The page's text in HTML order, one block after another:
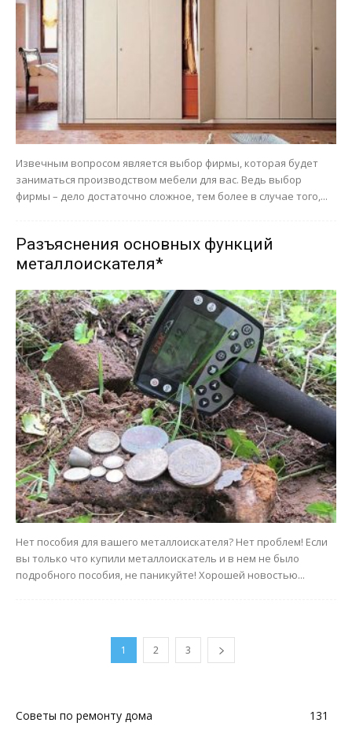
Извечным вопросом является выбор фирмы, которая будет
заниматься производством мебели для вас. Ведь выбор
фирмы – дело достаточно сложное, тем более в случае того,...
Разъяснения основных функций
металлоискателя*
Нет пособия для вашего металлоискателя? Нет проблем! Если
вы только что купили металлоискатель и в нем не было
подробного пособия, не паникуйте! Хорошей новостью...
1 2 3
Советы по ремонту дома
131